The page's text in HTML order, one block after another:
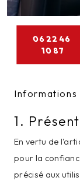
06 22 46
10 87
Informations
1.
En vertu de
pour la
précisé aux